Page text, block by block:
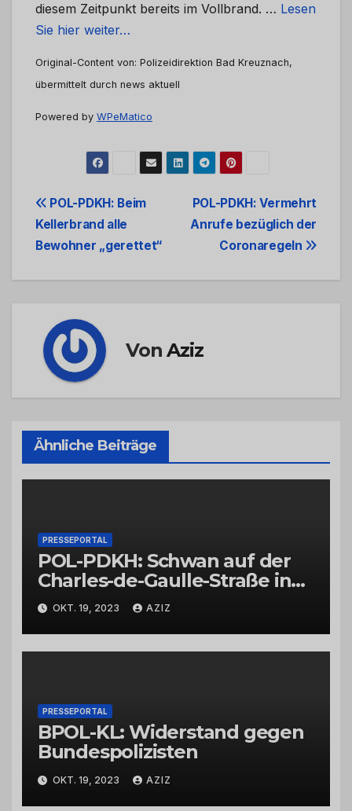
diesem Zeitpunkt bereits im Vollbrand. … Lesen
Sie hier weiter…
Original-Content von: Polizeidirektion Bad Kreuznach,
übermittelt durch news aktuell
Powered by WPeMatico
Beitrags-
Navigation
POL-PDKH: Vermehrt
Anrufe bezüglich der
Coronaregeln
POL-PDKH: Beim
Kellerbrand alle
Bewohner „gerettet“
VonAziz
Ähnliche Beiträge
PRESSEPORTAL
POL-PDKH: Schwan auf der
Charles-de-Gaulle-Straße in
Bad Kreuznach beeinflusst
Feierabendverkehr
OKT. 19, 2023 AZIZ
PRESSEPORTAL
BPOL-KL: Widerstand gegen
Bundespolizisten
OKT. 19, 2023 AZIZ